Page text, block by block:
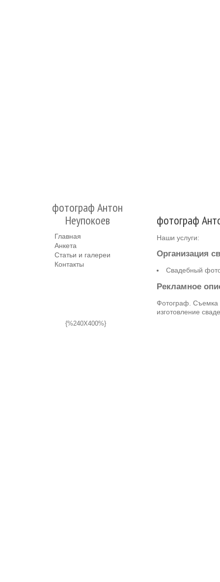
фотограф Антон
Неупокоев
Главная
Анкета
Статьи и галереи
Контакты
{%240X400%}
фотограф
Наши услуги:
Организация
Свадебный
Рекламное
Фотограф. Съемка
изготовление